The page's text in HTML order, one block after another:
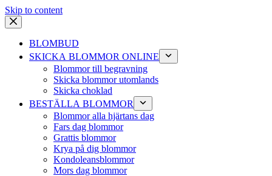
Skip to content
BLOMBUD
SKICKA BLOMMOR ONLINE
Blommor till begravning
Skicka blommor utomlands
Skicka choklad
BESTÄLLA BLOMMOR
Blommor alla hjärtans dag
Fars dag blommor
Grattis blommor
Krya på dig blommor
Kondoleansblommor
Mors dag blommor